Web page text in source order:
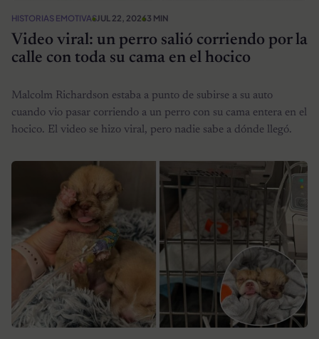
HISTORIAS EMOTIVASJUL 22, 20263 MIN
Video viral: un perro salió corriendo por la
calle con toda su cama en el hocico
Malcolm Richardson estaba a punto de subirse a su auto
cuando vio pasar corriendo a un perro con su cama entera en el
hocico. El video se hizo viral, pero nadie sabe a dónde llegó.